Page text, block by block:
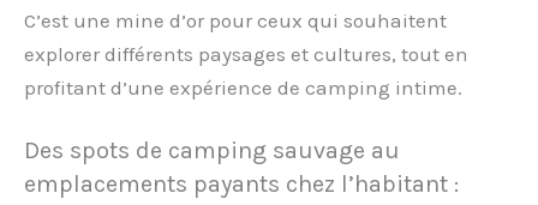
C’est une mine d’or pour ceux qui souhaitent
explorer différents paysages et cultures, tout en
profitant d’une expérience de camping intime.
Des spots de camping sauvage au
emplacements payants chez l’habitant :